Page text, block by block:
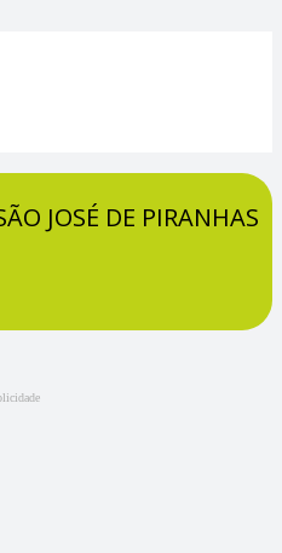
JOSÉ DE PIRANHAS